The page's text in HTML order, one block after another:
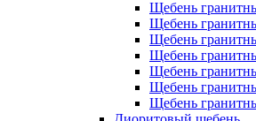
Щебень
Щебень
Щебень
Щебень
Щебень
Щебень
Щебень